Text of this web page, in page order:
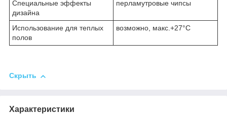
Специальные эффекты
дизайна
перламутровые чипсы
Использование для теплых
полов
возможно, макс.+27°С
Скрыть
Характеристики